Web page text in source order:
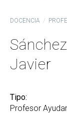
DOCENCIA
Javier
Tipo:
Profesor